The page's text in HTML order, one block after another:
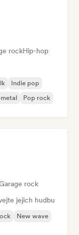
rockHip-hop
Indie pop
Pop rock
rock
jejich hudbu
New wave